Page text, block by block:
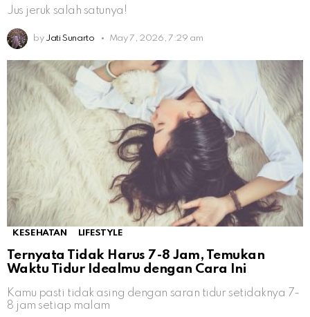
Jus jeruk salah satunya!
by Jati Sunarto May 7, 2026, 7:29 am
KESEHATAN LIFESTYLE
Ternyata Tidak Harus 7-8 Jam, Temukan
Waktu Tidur Idealmu dengan Cara Ini
Kamu pasti tidak asing dengan saran tidur setidaknya 7-
8 jam setiap malam